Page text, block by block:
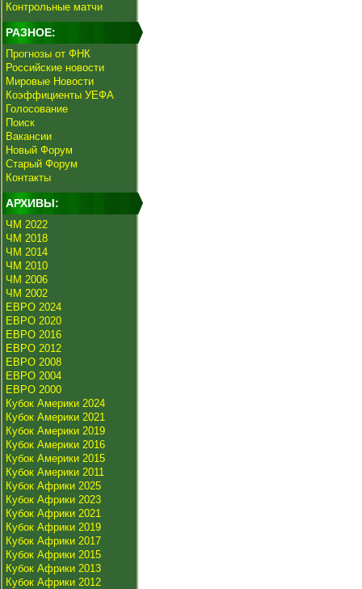
Контрольные матчи
РАЗНОЕ:
Прогнозы от ФНК
Российские новости
Мировые Новости
Коэффициенты УЕФА
Голосование
Поиск
Вакансии
Новый Форум
Старый Форум
Контакты
АРХИВЫ:
ЧМ 2022
ЧМ 2018
ЧМ 2014
ЧМ 2010
ЧМ 2006
ЧМ 2002
ЕВРО 2024
ЕВРО 2020
ЕВРО 2016
ЕВРО 2012
ЕВРО 2008
ЕВРО 2004
ЕВРО 2000
Кубок Америки 2024
Кубок Америки 2021
Кубок Америки 2019
Кубок Америки 2016
Кубок Америки 2015
Кубок Америки 2011
Кубок Африки 2025
Кубок Африки 2023
Кубок Африки 2021
Кубок Африки 2019
Кубок Африки 2017
Кубок Африки 2015
Кубок Африки 2013
Кубок Африки 2012